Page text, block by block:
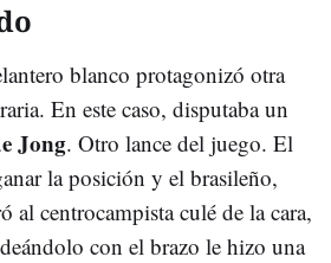
blanco protagonizó otra
En este caso, disputaba un
Jong. Otro lance del juego. El
la posición y el brasileño,
al centrocampista culé de la cara,
con el brazo le hizo una